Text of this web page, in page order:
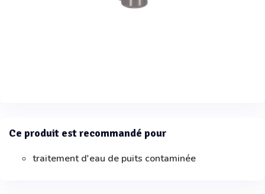
Ce produit est recommandé pour
traitement d'eau de puits contaminée